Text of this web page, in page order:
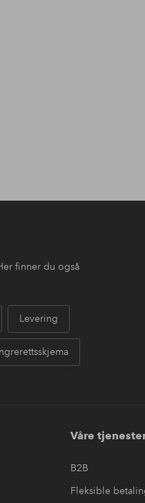
finner du også
Levering
Våre
B2B
Fleksible